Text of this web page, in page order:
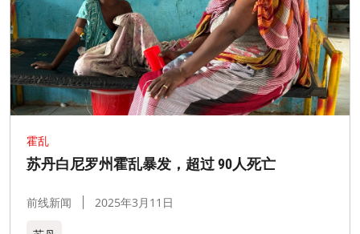
霍乱
苏丹白尼罗州霍乱暴发，超过 90人死亡
前线新闻 2025年3月11日